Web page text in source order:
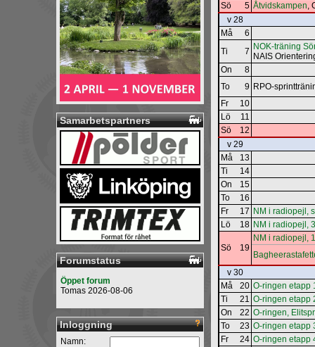
Samarbetspartners
Forumstatus
Öppet forum
Tomas 2026-08-06
Inloggning
Namn:
Sö
5 Åtvidskampen,
v 28
Må
6
Ti
7 NOK-träning
NAIS
On
8
To
9 RPO-
Fr
10
Lö
11
Sö
12
v 29
Må
13
Ti
14
On
15
To
16
Fr
17 NM i radiopejl,
Lö
18 NM i radiopejl,
Sö 19
NM i radiopejl,
v 30
Må
20 O-ringen etapp
Ti
21 O-ringen etapp
On
22 O-ringen,
To
23 O-ringen etapp
Fr
24 O-ringen etapp